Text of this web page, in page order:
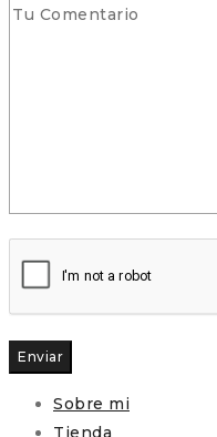
Enviar
Sobre mi
Tienda